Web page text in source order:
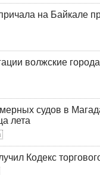
на Байкале
волжские
судов в
лета
Кодекс